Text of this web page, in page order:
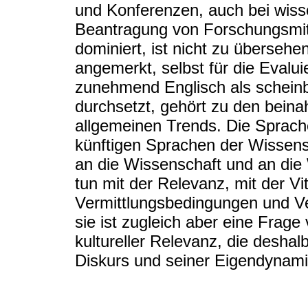
und Konferenzen, auch bei
Beantragung von
dominiert, ist nicht zu
angemerkt, selbst für die
zunehmend Englisch als
durchsetzt, gehört zu den
allgemeinen Trends. Die
künftigen Sprachen der
an die Wissenschaft und an
tun mit der Relevanz, mit der
Vermittlungsbedingungen und
sie ist zugleich aber eine
kultureller Relevanz, die
Diskurs und seiner